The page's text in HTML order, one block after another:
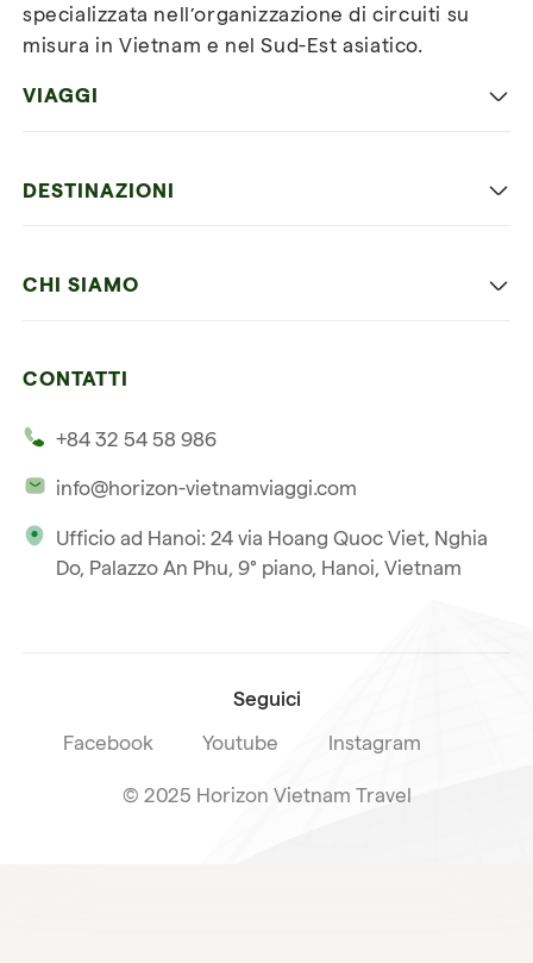
Iscriviti alla nostra
specializzata nell’organizzazione di circuiti su
misura in Vietnam e nel Sud-Est asiatico.
VIAGGI
Vietnam e Cambogia
DESTINAZIONI
CHI SIAMO
La nostra licenza internazionale
CONTATTI
+84 32 54 58 986
info@horizon-vietnamviaggi.com
Ufficio ad Hanoi: 24 via Hoang Quoc Viet, Nghia
Do, Palazzo An Phu, 9° piano, Hanoi, Vietnam
Seguici
Facebook Youtube Instagram
© 2025 Horizon Vietnam Travel